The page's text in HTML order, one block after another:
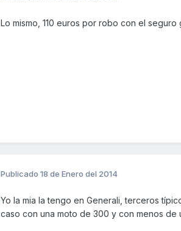
Lo mismo, 110 euros por robo con el
Publicado 18 de Enero del 2014
Yo la mia la tengo en Generali, terceros
caso con una moto de 300 y con menos de